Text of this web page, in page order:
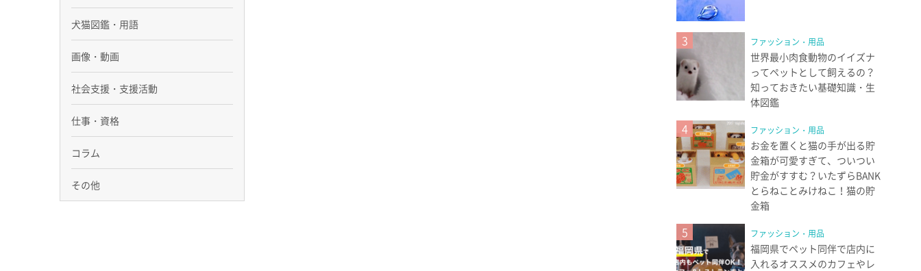
3 ファッション・用品
世界最小肉食動物のイイズナ
ってペットとして飼えるの？
知っておきたい基礎知識・生
体図鑑
4 ファッション・用品
お金を置くと猫の手が出る貯
金箱が可愛すぎて、ついつい
貯金がすすむ？いたずらBANK
とらねことみけねこ！猫の貯
金箱
5 ファッション・用品
福岡県でペット同伴で店内に
入れるオススメのカフェやレ
犬猫図鑑・用語
画像・動画
社会支援・支援活動
仕事・資格
コラム
その他